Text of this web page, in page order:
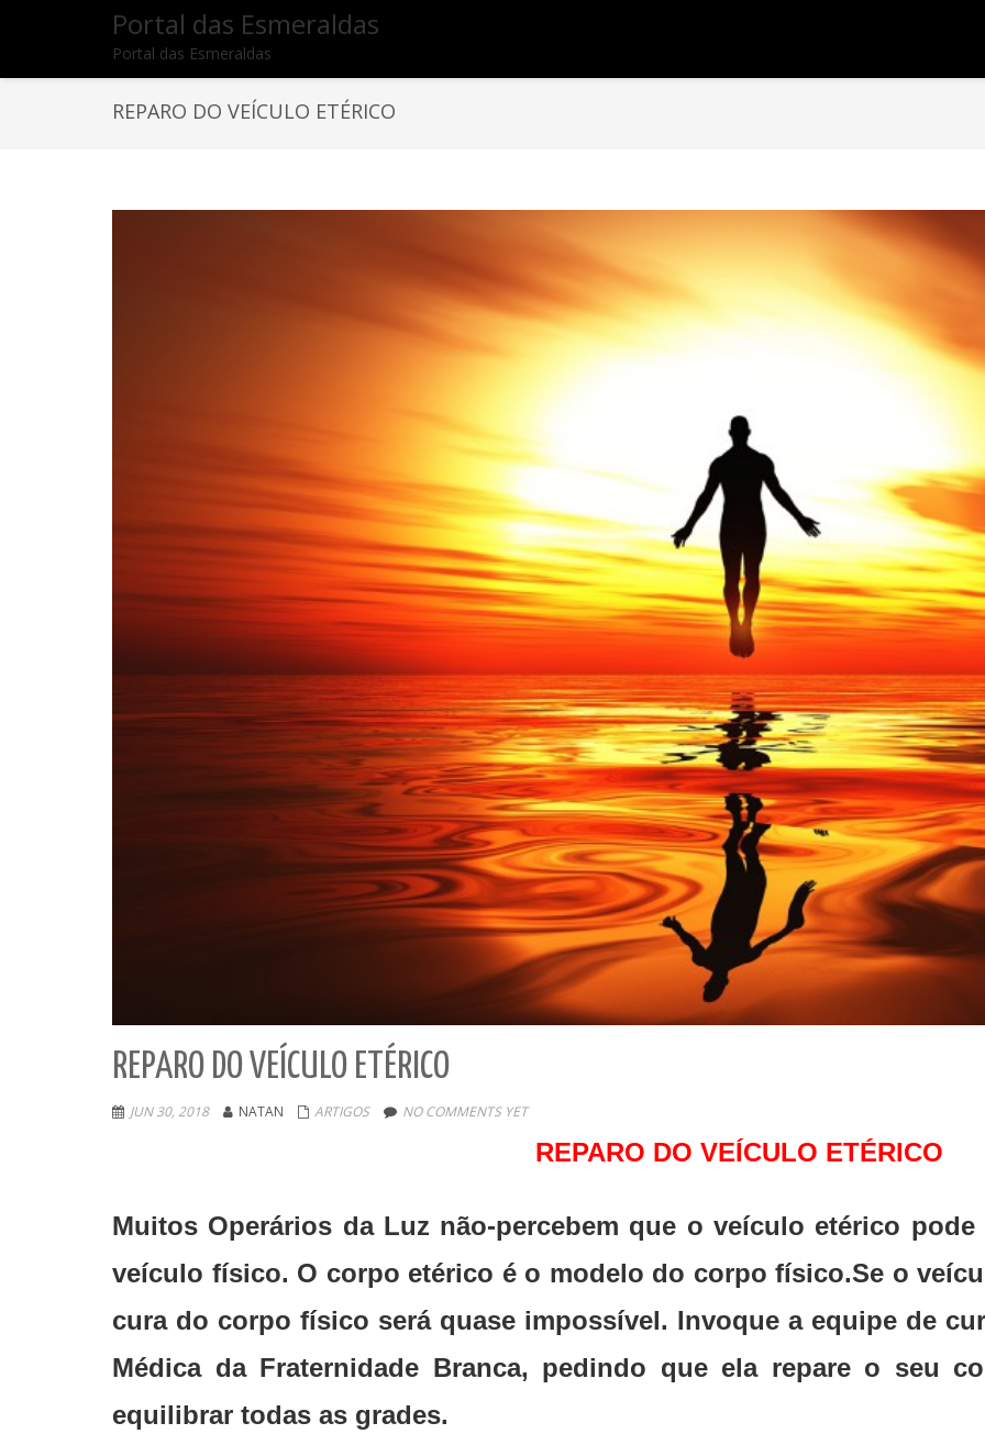
Portal das Esmeraldas
Portal das Esmeraldas
REPARO DO VEÍCULO ETÉRICO
REPARO DO VEÍCULO ETÉRICO
JUN 30, 2018 NATAN ARTIGOS NO COMMENTS YET
REPARO DO VEÍCULO ETÉRICO
Muitos Operários da Luz não-percebem que o veículo etérico
veículo físico. O corpo etérico é o modelo do corpo físico.Se o
cura do corpo físico será quase impossível. Invoque a equipe de
Médica da Fraternidade Branca, pedindo que ela repare o seu
equilibrar todas as grades.